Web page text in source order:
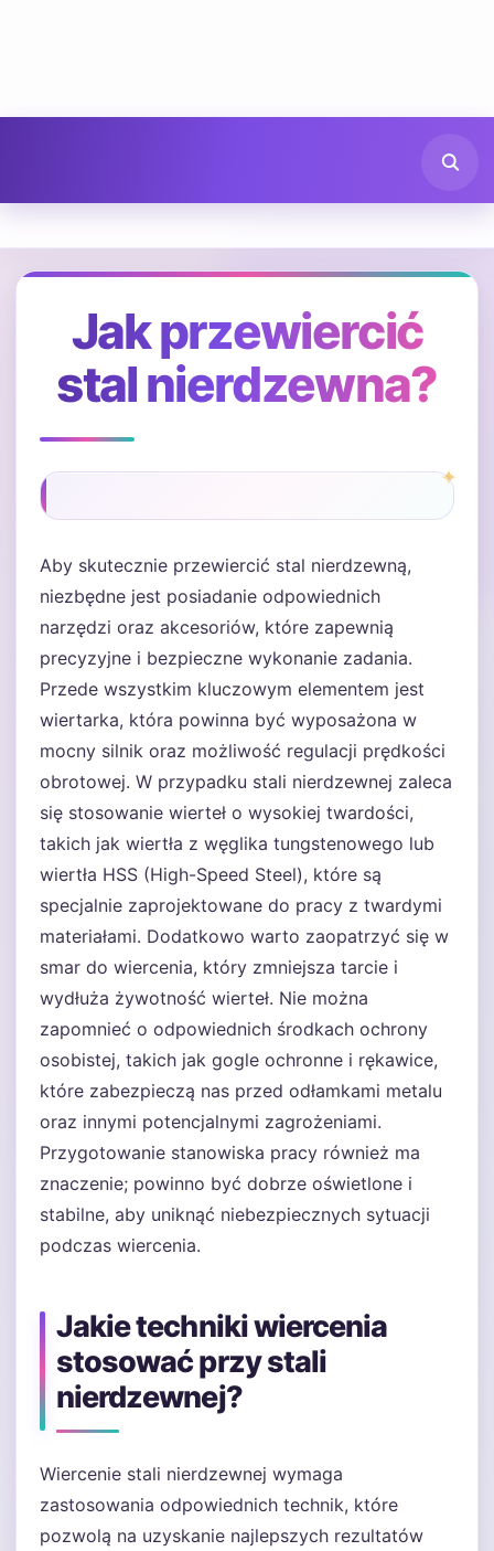
Jak przewiercić
stal nierdzewna?
Aby skutecznie przewiercić stal nierdzewną,
niezbędne jest posiadanie odpowiednich
narzędzi oraz akcesoriów, które zapewnią
precyzyjne i bezpieczne wykonanie zadania.
Przede wszystkim kluczowym elementem jest
wiertarka, która powinna być wyposażona w
mocny silnik oraz możliwość regulacji prędkości
obrotowej. W przypadku stali nierdzewnej zaleca
się stosowanie wierteł o wysokiej twardości,
takich jak wiertła z węglika tungstenowego lub
wiertła HSS (High-Speed Steel), które są
specjalnie zaprojektowane do pracy z twardymi
materiałami. Dodatkowo warto zaopatrzyć się w
smar do wiercenia, który zmniejsza tarcie i
wydłuża żywotność wierteł. Nie można
zapomnieć o odpowiednich środkach ochrony
osobistej, takich jak gogle ochronne i rękawice,
które zabezpieczą nas przed odłamkami metalu
oraz innymi potencjalnymi zagrożeniami.
Przygotowanie stanowiska pracy również ma
znaczenie; powinno być dobrze oświetlone i
stabilne, aby uniknąć niebezpiecznych sytuacji
podczas wiercenia.
Jakie techniki wiercenia
stosować przy stali
nierdzewnej?
Wiercenie stali nierdzewnej wymaga
zastosowania odpowiednich technik, które
pozwolą na uzyskanie najlepszych rezultatów